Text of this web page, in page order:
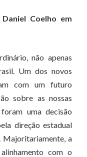
Coelho em
não apenas
Um dos novos
com um futuro
sobre as nossas
uma decisão
direção estadual
a
com o